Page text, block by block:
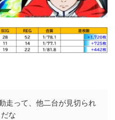
走って、他二台が見切られ
な